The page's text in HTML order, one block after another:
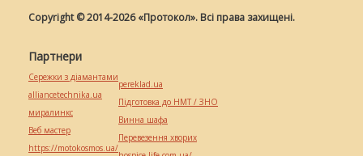
Copyright © 2014-2026 «Протокол». Всі права захищені.
Партнери
Сережки з діамантами
alliancetechnika.ua
миралинкс
Веб мастер
https://motokosmos.ua/
pereklad.ua
Підготовка до НМТ / ЗНО
Винна шафа
Перевезення хворих